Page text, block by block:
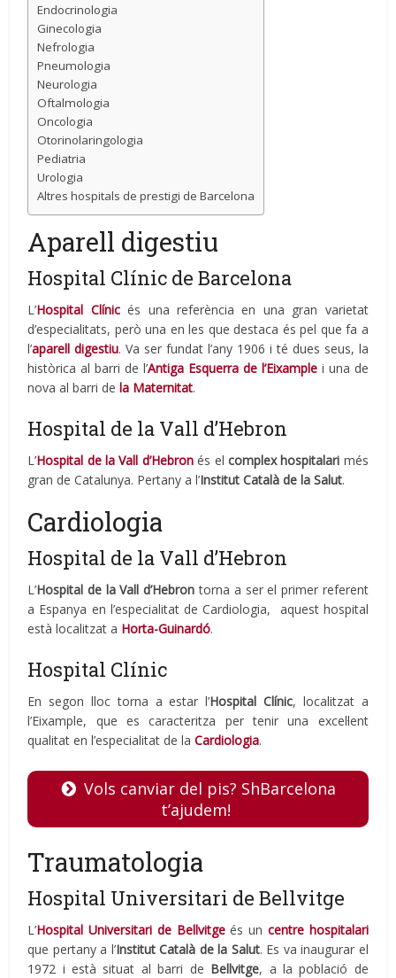
Endocrinologia
Ginecologia
Nefrologia
Pneumologia
Neurologia
Oftalmologia
Oncologia
Otorinolaringologia
Pediatria
Urologia
Altres hospitals de prestigi de Barcelona
Aparell digestiu
Hospital Clínic de Barcelona
L’Hospital Clínicés una referència en una gran varietat
d’especialitats, però una en les que destaca és pel que fa a
l’aparell digestiu. Va ser fundat l’any 1906 i té dues seus, la
històrica al barri de l’Antiga Esquerra de l’Eixamplei una de
nova al barri dela Maternitat.
Hospital de la Vall d’Hebron
L’Hospital de la Vall d’Hebronés elcomplex hospitalari més
gran de Catalunya. Pertany a l’Institut Català de la Salut.
Cardiologia
Hospital de la Vall d’Hebron
L’Hospital de la Vall d’Hebron torna a ser el primer referent
a Espanya en l’especialitat de Cardiologia, aquest hospital
està localitzat a Horta-Guinardó.
Hospital Clínic
En segon lloc torna a estar l’Hospital Clínic, localitzat a
l’Eixample, que es caracteritza per tenir una excel·lent
qualitat en l’especialitat de laCardiologia.
Vols canviar del pis? ShBarcelona
t’ajudem!
Traumatologia
Hospital Universitari de Bellvitge
L’Hospital Universitari de Bellvitgeés uncentre hospitalari
que pertany a l’Institut Català de la Salut. Es va inaugurar el
1972 i està situat al barri de Bellvitge, a la població de